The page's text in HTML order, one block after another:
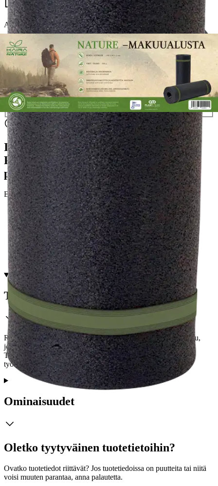
16,96 €
Asiakasomistajahinta
Hinta ilman S-Etukorttia: 19,95 €
Verkkokaupan hinta
Valitse toimitustapa
Nouto myymälästä
Ilmainen
Siirry valitsemaan myymälä
Toimitus
Ei saatavilla
Ilmainen toimitus yli 100 €:n tilauksille
Postin pakettiautomaattiin tai
palvelupisteeseen!
Etu ei koske Suuri‑lisäpalvelulla toimitettavia tuotteita.
Tarkista myymäläsaatavuus
Tuotekuvaus
Reilun kokoinen makuualusta. Raaka-aine on ilmasto-sertifioitu,
joka takaa sille pienemmän hiilijalanjäljen ja kierrätettävyyden.
Tuotteelle on myönnetty avainlippu ja se tukee kotimaista
työllisyyttä.
Ominaisuudet
Oletko tyytyväinen tuotetietoihin?
Ovatko tuotetiedot riittävät? Jos tuotetiedoissa on puutteita tai niitä
voisi muuten parantaa, anna palautetta.